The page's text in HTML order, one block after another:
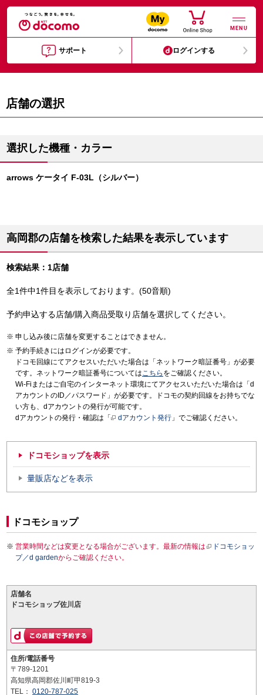
MENU
サポート ログインする
店舗の選択
選択した機種・カラー
arrows ケータイ F-03L（シルバー）
高岡郡の店舗を検索した結果を表示しています
検索結果：1店舗
全1件中1件目を表示しております。(50音順)
予約申込する店舗/購入商品受取り店舗を選択してください。
申し込み後に店舗を変更することはできません。
予約手続きにはログインが必要です。
ドコモ回線にてアクセスいただいた場合は「ネットワーク暗証番号」が必要
です。ネットワーク暗証番号についてはこちら をご確認ください。
Wi-Fiまたはご自宅のインターネット環境にてアクセスいただいた場合は「d
アカウントのID／パスワード」が必要です。ドコモの契約回線をお持ちでな
い方も、dアカウントの発行が可能です。
dアカウントの発行・確認は「
dアカウント発行 」でご確認ください。
ドコモショップを表示
量販店などを表示
ドコモショップ
営業時間などは変更となる場合がございます。最新の情報は
ドコモショッ
プ／d gardenからご確認ください。
店舗名
ドコモショップ佐川店
住所/電話番号
〒789-1201
高知県高岡郡佐川町甲819-3
TEL： 0120-787-025